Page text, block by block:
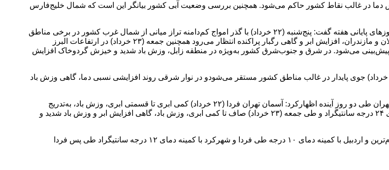
کشور گفت: از روز چهارشنبه (۲۱ خرداد) رودد افزایش دما در غالب نقاط کشور حاکم می‌شود. همچنین بررسی وضعیت آبی کشور بیانگر این است که شمال خلیج‌فارس
رئیس مرکز ملی پیش‌بینی و مدیریت بحران مخاطرات وضع هوا درباره شرایط جوی روزهای پایانی هفته گفت: پنج‌شنبه (۲۲ خرداد) با گذر امواج کم‌دامنه تراز میانی از شمال غرب کشور در برخی مناطق
آذربایجان شرقی، اردبیل، دامنه‌های جنوبی البرز واقع در زنجان، قزوین، البرز، و در گیلان و مازندران، افزایش ابر و گاهی رگبار پراکنده انتظار می‌رود همچنین جمعه (۲۳ خرداد) در ارتفاعات البرز
پیش‌بینی می‌شود. در شرق و جنوب‌شرق کشور به‌ویژه در منطقه زابل، وزش باد شدید و خیزش گردوخاک افزایش
وی درباره شرایط جوی روزهای ابتدای هفته آینده اظهار کرد: شنبه و یکشنبه (۲۴ و ۲۵ خرداد) جوی پایدار در غالب مناطق کشور مستقر می‌شودو در نوار شرقی روند افزایشی نسبی دما، گاهی وزش باد
رئیس مرکز ملی پیش‌بینی و مدیریت بحران مخاطرات وضع هوا درباره وضعیت جوی تهران طی دو روز آینده اظهارکرد: آسمان تهران فردا (۲۲ خرداد) کمی ابری تا قسمتی ابری، وزش باد، به‌تدریج
افزایش ابر، گاهی رگبار و رعدوبرق و وزش باد شدید با حداکثر دمای ۳۵ و حداقل دمای ۲۴ درجه سانتیگراد و طی جمعه (۲۳ خرداد) صاف تا کمی ابری، وزش باد، گاهی افزایش ابر و وزش باد شدید و
ضیاییان در پایان گفت: طی فردا و پس فردا اهواز با دمای ۴۵ و ۴۸ درجه سانتیگراد گرم‌ترین و اردبیل با کمینه دمای ۱۰ درجه طی فردا و شهرکرد با کمینه دمای ۱۲ درجه سانتیگراد طی پس فردا